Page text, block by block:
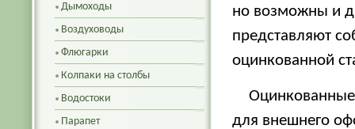
но возможны и
представляют
оцинкованной
для внешнего
Дымоходы
Воздуховоды
Флюгарки
Колпаки на столбы
Водостоки
Парапет